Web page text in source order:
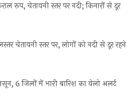
रूप, चेतावनी स्तर पर नदी; किनारों से दूर
चेतावनी स्तर पर, लोगों को नदी से दूर रहने
6 जिलों में भारी बारिश का येलो अलर्ट